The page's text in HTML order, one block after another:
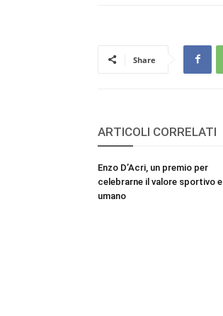
Share
ARTICOLI CORRELATI
Enzo D’Acri, un premio per
celebrarne il valore sportivo e
umano